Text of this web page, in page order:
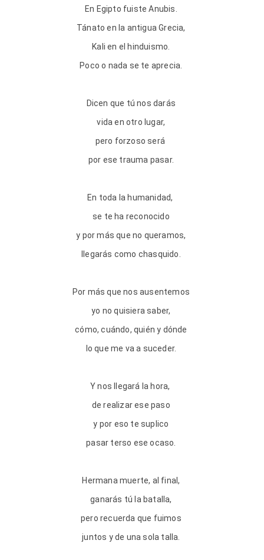
En Egipto fuiste Anubis.
Tánato en la antigua Grecia,
Kali en el hinduismo.
Poco o nada se te aprecia.
Dicen que tú nos darás
vida en otro lugar,
pero forzoso será
por ese trauma pasar.
En toda la humanidad,
se te ha reconocido
y por más que no queramos,
llegarás como chasquido.
Por más que nos ausentemos
yo no quisiera saber,
cómo, cuándo, quién y dónde
lo que me va a suceder.
Y nos llegará la hora,
de realizar ese paso
y por eso te suplico
pasar terso ese ocaso.
Hermana muerte, al final,
ganarás tú la batalla,
pero recuerda que fuimos
juntos y de una sola talla.